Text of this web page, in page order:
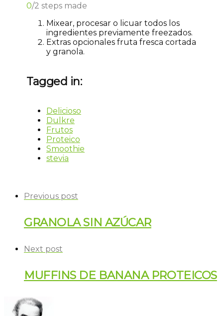
0/2 steps made
Mixear, procesar o licuar todos los
ingredientes previamente freezados.
Extras opcionales fruta fresca cortada
y granola.
Tagged in:
Delicioso
Dulkre
Frutos
Proteico
Smoothie
stevia
Previous post
GRANOLA SIN AZÚCAR
Next post
MUFFINS DE BANANA PROTEICOS